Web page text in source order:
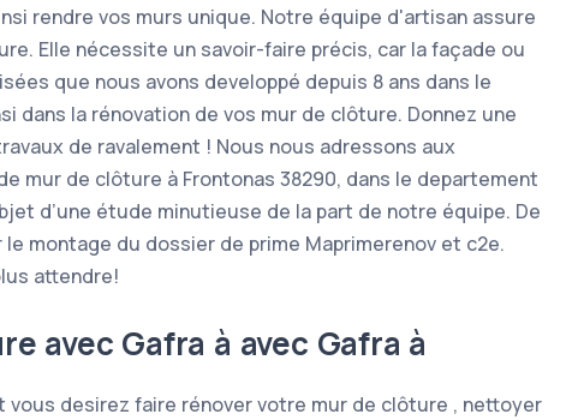
rendre vos murs unique. Notre équipe d'artisan assure
Elle nécessite un savoir-faire précis, car la façade ou
que nous avons developpé depuis 8 ans dans le
dans la rénovation de vos mur de clôture. Donnez une
de ravalement ! Nous nous adressons aux
mur de clôture à Frontonas 38290, dans le departement
d’une étude minutieuse de la part de notre équipe. De
montage du dossier de prime Maprimerenov et c2e.
attendre!
avec Gafra à avec Gafra à
vous desirez faire rénover votre mur de clôture , nettoyer